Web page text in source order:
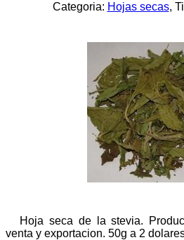
Categoria: Hojas secas,
Hoja seca de la stevia.
venta y exportacion. 50g a 2